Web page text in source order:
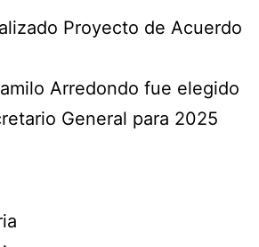
Proyecto de Acuerdo
Arredondo fue elegido
General para 2025